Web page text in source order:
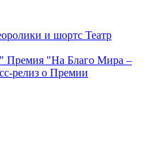
и шортс Театр
Премия "На Благо Мира –
релиз о Премии